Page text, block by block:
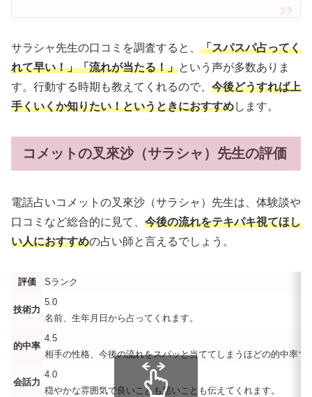
サラシャ先生の口コミを調査すると、 「スパスパ占ってく
れて早い！」「流れが当たる！」という声が多数ありま
す。行動する時期も教えてくれるので、 今後どうすれば上
手くいくか知りたい！というときにおすすめします。
コメットの叉來沙（サラシャ）先生の評価
電話占いコメットの叉來沙（サラシャ）先生は、体験談や
口コミなど総合的に見て、 今後の流れをテキパキ視てほし
い人におすすめの占い師と言えるでしょう。
評価 Sランク
技術力
5.0
名前、生年月日から占ってくれます。
的中率
4.5
相手の性格、今後の流れをスパッと当ててしまうほどの的中率で
会話力
4.0
穏やかな雰囲気で良いことも悪いことも伝えてくれます。